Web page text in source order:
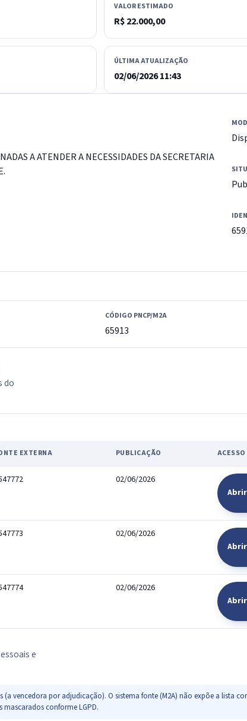
VALOR ESTIMADO
R$ 22.000,00
ÚLTIMA ATUALIZAÇÃO
02/06/2026 11:43
A ATENDER A NECESSIDADES DA SECRETARIA
CÓDIGO PNCP/M2A
65913
do
EXTERNA PUBLICAÇÃO ACESSO
02/06/2026
Abrir
02/06/2026
Abrir
02/06/2026
Abrir
e
vencedora por adjudicação). O sistema fonte (M2A) não expõe a lista
conforme LGPD.